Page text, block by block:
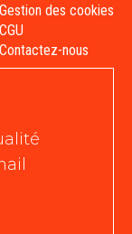
Gestion des cookies
CGU
Contactez-nous